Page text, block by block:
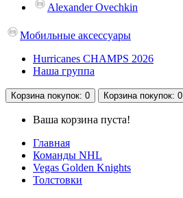
Alexander Ovechkin
Мобильные аксессуары
Hurricanes CHAMPS 2026
Наша группа
Корзина покупок: 0 Корзина покупок: 0
Ваша корзина пуста!
Главная
Команды NHL
Vegas Golden Knights
Толстовки